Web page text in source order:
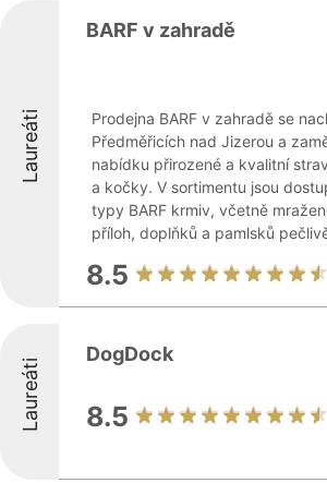
Laureáti
BARF v zahradě
Prodejna BARF v zahradě se
Předměřicích nad Jizerou a
nabídku přirozené a kvalitní
a kočky. V sortimentu jsou
typy BARF krmiv, včetně
příloh, doplňků a pamlsků
8.5
Laureáti
DogDock
8.5